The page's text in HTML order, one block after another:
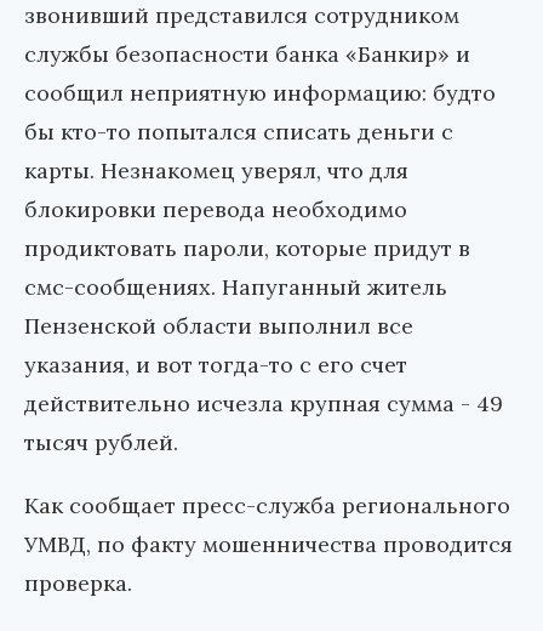
звонивший представился сотрудником
службы безопасности банка «Банкир» и
сообщил неприятную информацию: будто
бы кто-то попытался списать деньги с
карты. Незнакомец уверял, что для
блокировки перевода необходимо
продиктовать пароли, которые придут в
смс-сообщениях. Напуганный житель
Пензенской области выполнил все
указания, и вот тогда-то с его счет
действительно исчезла крупная сумма - 49
тысяч рублей.
Как сообщает пресс-служба регионального
УМВД, по факту мошенничества проводится
проверка.